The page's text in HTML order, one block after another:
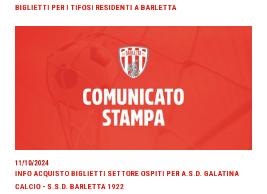
BIGLIETTI PER I TIFOSI RESIDENTI A BARLETTA
11/10/2024
INFO ACQUISTO BIGLIETTI SETTORE OSPITI PER A.S.D. GALATINA
CALCIO - S.S.D. BARLETTA 1922